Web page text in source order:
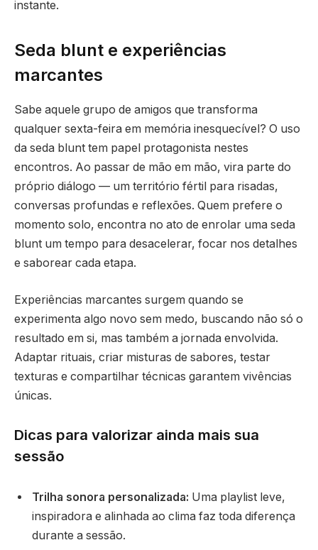
instante.
Seda blunt e experiências
marcantes
Sabe aquele grupo de amigos que transforma
qualquer sexta-feira em memória inesquecível? O uso
da seda blunt tem papel protagonista nestes
encontros. Ao passar de mão em mão, vira parte do
próprio diálogo — um território fértil para risadas,
conversas profundas e reflexões. Quem prefere o
momento solo, encontra no ato de enrolar uma seda
blunt um tempo para desacelerar, focar nos detalhes
e saborear cada etapa.
Experiências marcantes surgem quando se
experimenta algo novo sem medo, buscando não só o
resultado em si, mas também a jornada envolvida.
Adaptar rituais, criar misturas de sabores, testar
texturas e compartilhar técnicas garantem vivências
únicas.
Dicas para valorizar ainda mais sua
sessão
Trilha sonora personalizada: Uma playlist leve,
inspiradora e alinhada ao clima faz toda diferença
durante a sessão.